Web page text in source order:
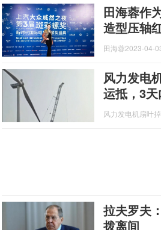
田海蓉作
造型压轴
田海蓉2023-04-
风力发电
运抵，3
风力发电机扇叶
拉夫罗夫
拨离间